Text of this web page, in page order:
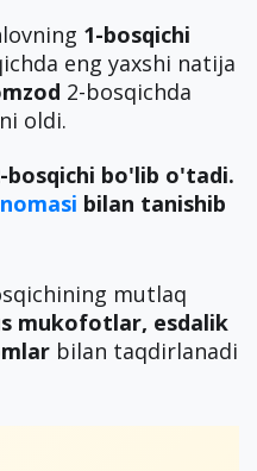
1-bosqichi
eng yaxshi natija
2-bosqichda
oldi.
bosqichi bo'lib o'tadi.
bilan tanishib
mutlaq
mukofotlar, esdalik
bilan taqdirlanadi